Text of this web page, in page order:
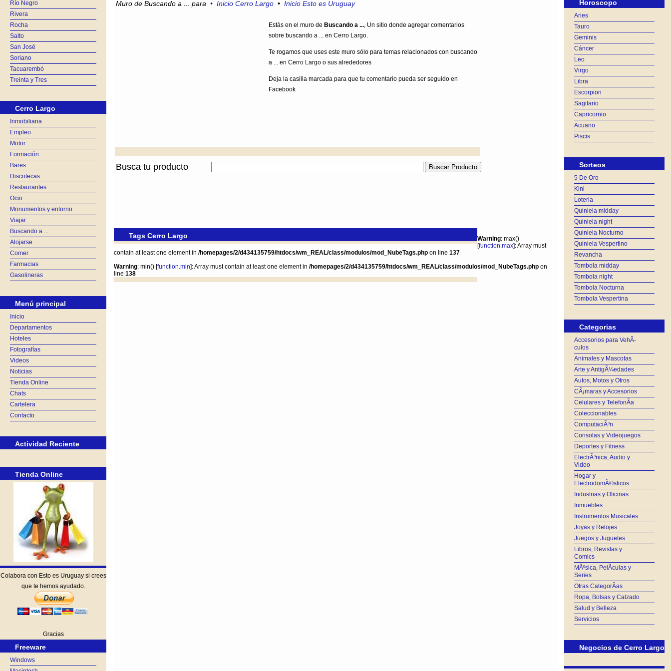
Río Negro
Rivera
Rocha
Salto
San José
Soriano
Tacuarembó
Treinta y Tres
Cerro Largo
Inmobiliaria
Empleo
Motor
Formación
Bares
Discotecas
Restaurantes
Ocio
Monumentos y entorno
Viajar
Buscando a ...
Alojarse
Comer
Farmacias
Gasolineras
Menú principal
Inicio
Departamentos
Hoteles
Fotografías
Videos
Noticias
Tienda Online
Chats
Cartelera
Contacto
Actividad Reciente
Tienda Online
Colabora con Esto es Uruguay si crees
que te hemos ayudado.
Gracias
Freeware
Windows
Muro de Buscando a ... para • Inicio Cerro Largo • Inicio Esto es Uruguay
Estás en el muro de Buscando a ..., Un sitio donde agregar comentarios
sobre buscando a ... en Cerro Largo.
Te rogamos que uses este muro sólo para temas relacionados con buscando
a ... en Cerro Largo o sus alrededores
Deja la casilla marcada para que tu comentario pueda ser seguido en
Facebook
Busca tu producto
Tags Cerro Largo Warning: max()
[function.max]: Array must
contain at least one element in /homepages/2/d434135759/htdocs/wm_REAL/class/modulos/mod_NubeTags.php on line 137
Warning: min() [function.min]: Array must contain at least one element in /homepages/2/d434135759/htdocs/wm_REAL/class/modulos/mod_NubeTags.php on
line 138
Horoscopo
Aries
Tauro
Geminis
Cáncer
Leo
Virgo
Libra
Escorpion
Sagitario
Capricornio
Acuario
Piscis
Sorteos
5 De Oro
Kini
Loteria
Quiniela midday
Quiniela night
Quiniela Nocturno
Quiniela Vespertino
Revancha
Tombola midday
Tombola night
Tombola Nocturna
Tombola Vespertina
Categorias
Accesorios para VehÃ­
culos
Animales y Mascotas
Arte y AntigÃ¼edades
Autos, Motos y Otros
CÃ¡maras y Accesorios
Celulares y TelefonÃ­a
Coleccionables
ComputaciÃ³n
Consolas y Videojuegos
Deportes y Fitness
ElectrÃ³nica, Audio y
Video
Hogar y
ElectrodomÃ©sticos
Industrias y Oficinas
Inmuebles
Instrumentos Musicales
Joyas y Relojes
Juegos y Juguetes
Libros, Revistas y
Comics
MÃºsica, PelÃ­culas y
Series
Otras CategorÃ­as
Ropa, Bolsas y Calzado
Salud y Belleza
Servicios
Negocios de Cerro Largo